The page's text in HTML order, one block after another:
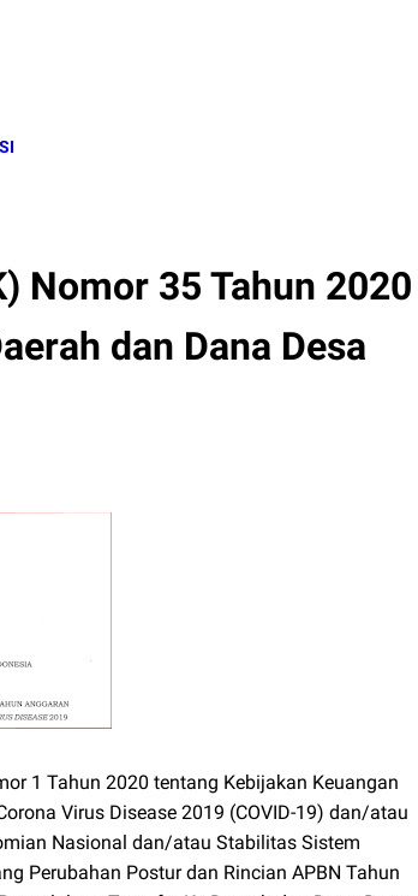
Nomor 35 Tahun 2020
dan Dana Desa
1 Tahun 2020 tentang Kebijakan Keuangan
Virus Disease 2019 (COVID-19) dan/atau
Nasional dan/atau Stabilitas Sistem
Perubahan Postur dan Rincian APBN Tahun